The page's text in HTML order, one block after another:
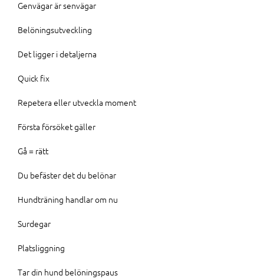
Genvägar är senvägar
Belöningsutveckling
Det ligger i detaljerna
Quick fix
Repetera eller utveckla moment
Första försöket gäller
Gå = rätt
Du befäster det du belönar
Hundträning handlar om nu
Surdegar
Platsliggning
Tar din hund belöningspaus